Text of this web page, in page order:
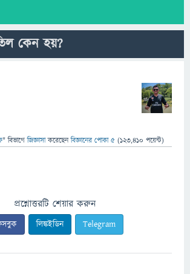
কেন হয়?
" বিভাগে জিজ্ঞাসাকরেছেনবিজ্ঞানের পোকা ৫ (123,410 পয়েন্ট)
প্রশ্নোত্তরটি শেয়ার করুন
লিঙ্কইডিন Telegram